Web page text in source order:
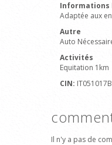
Informations
Adaptée aux
Autre
Auto
Activités
Equitation 1km
CIN:
Il n'y a pas de